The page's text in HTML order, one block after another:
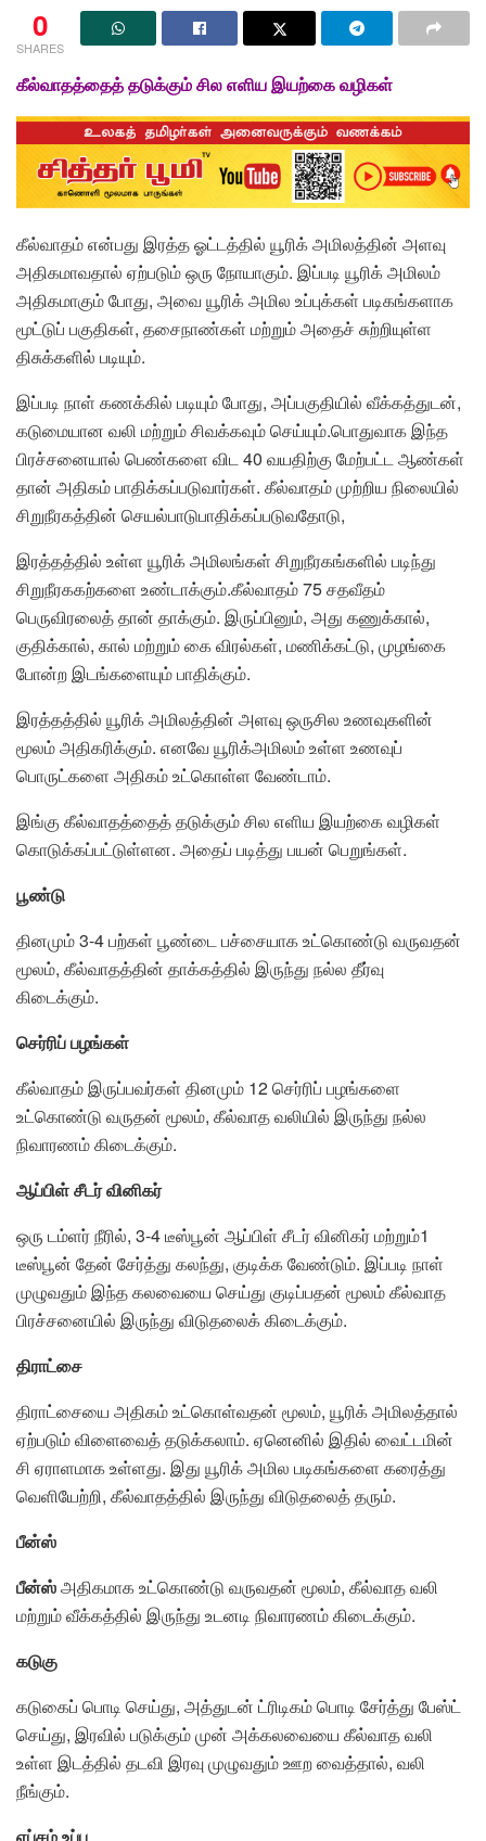
0
SHARES
கீல்வாதத்தைத் தடுக்கும் சில எளிய இயற்கை வழிகள்
கீல்வாதம் என்பது இரத்த ஓட்டத்தில் யூரிக் அமிலத்தின் அளவு
அதிகமாவதால் ஏற்படும் ஒரு நோயாகும். இப்படி யூரிக் அமிலம்
அதிகமாகும் போது, அவை யூரிக் அமில உப்புக்கள் படிகங்களாக
மூட்டுப் பகுதிகள், தசைநாண்கள் மற்றும் அதைச் சுற்றியுள்ள
திசுக்களில் படியும்.
இப்படி நாள் கணக்கில் படியும் போது, அப்பகுதியில் வீக்கத்துடன்,
கடுமையான வலி மற்றும்சிவக்கவும் செய்யும்.பொதுவாக இந்த
பிரச்சனையால் பெண்களை விட 40 வயதிற்கு மேற்பட்ட ஆண்கள்
தான் அதிகம் பாதிக்கப்படுவார்கள். கீல்வாதம் முற்றிய நிலையில்
சிறுநீரகத்தின் செயல்பாடுபாதிக்கப்படுவதோடு,
இரத்தத்தில் உள்ள யூரிக் அமிலங்கள் சிறுநீரகங்களில் படிந்து
சிறுநீரககற்களை உண்டாக்கும்.கீல்வாதம் 75 சதவீதம்
பெருவிரலைத் தான் தாக்கும். இருப்பினும், அது கணுக்கால்,
குதிக்கால், கால் மற்றும் கை விரல்கள், மணிக்கட்டு, முழங்கை
போன்ற இடங்களையும் பாதிக்கும்.
இரத்தத்தில் யூரிக் அமிலத்தின் அளவு ஒருசில உணவுகளின்
மூலம் அதிகரிக்கும். எனவே யூரிக்அமிலம் உள்ள உணவுப்
பொருட்களை அதிகம் உட்கொள்ள வேண்டாம்.
இங்கு கீல்வாதத்தைத் தடுக்கும் சில எளிய இயற்கை வழிகள்
கொடுக்கப்பட்டுள்ளன. அதைப் படித்து பயன் பெறுங்கள்.
பூண்டு
தினமும் 3-4 பற்கள் பூண்டை பச்சையாக உட்கொண்டு வருவதன்
மூலம், கீல்வாதத்தின் தாக்கத்தில் இருந்து நல்ல தீர்வு
கிடைக்கும்.
செர்ரிப் பழங்கள்
கீல்வாதம் இருப்பவர்கள் தினமும் 12 செர்ரிப் பழங்களை
உட்கொண்டு வருதன் மூலம், கீல்வாத வலியில் இருந்து நல்ல
நிவாரணம் கிடைக்கும்.
ஆப்பிள் சீடர் வினிகர்
ஒரு டம்ளர் நீரில், 3-4 டீஸ்பூன் ஆப்பிள் சீடர் வினிகர் மற்றும்1
டீஸ்பூன் தேன் சேர்த்து கலந்து, குடிக்க வேண்டும். இப்படி நாள்
முழுவதும் இந்த கலவையை செய்து குடிப்பதன் மூலம் கீல்வாத
பிரச்சனையில் இருந்து விடுதலைக் கிடைக்கும்.
திராட்சை
திராட்சையை அதிகம் உட்கொள்வதன் மூலம், யூரிக் அமிலத்தால்
ஏற்படும் விளைவைத் தடுக்கலாம். ஏனெனில் இதில் வைட்டமின்
சி ஏராளமாக உள்ளது. இது யூரிக் அமில படிகங்களை கரைத்து
வெளியேற்றி, கீல்வாதத்தில் இருந்து விடுதலைத் தரும்.
பீன்ஸ்
பீன்ஸ்அதிகமாக உட்கொண்டு வருவதன் மூலம், கீல்வாத வலி
மற்றும் வீக்கத்தில் இருந்து உடனடி நிவாரணம் கிடைக்கும்.
கடுகு
கடுகைப் பொடி செய்து, அத்துடன் ட்ரிடிகம் பொடி சேர்த்து பேஸ்ட்
செய்து, இரவில் படுக்கும் முன் அக்கலவையை கீல்வாத வலி
உள்ள இடத்தில் தடவி இரவு முழுவதும் ஊற வைத்தால், வலி
நீங்கும்.
எப்சம் உப்பு